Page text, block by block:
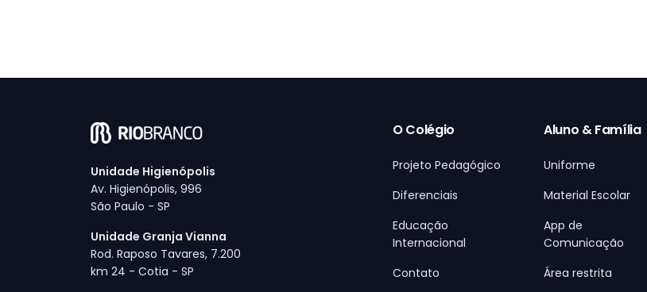
Unidade Higienópolis
Av. Higienópolis, 996
São Paulo - SP
Unidade Granja Vianna
Rod. Raposo Tavares, 7.200
km 24 - Cotia - SP
O Colégio
Projeto Pedagógico
Diferenciais
Educação
Internacional
Contato
Aluno & Família
Uniforme
Material Escolar
App de
Comunicação
Área restrita